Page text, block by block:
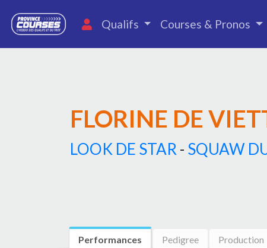
Qualifs Courses & Pronos
FLORINE DE
LOOK DE STAR - SQUAW
Performances Pedigree Production